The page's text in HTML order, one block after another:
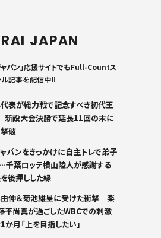
JAPAN
パン」応援サイトでもFull-Countス
ル記事を配信中!!
表が総力戦で記念すべき初代王
新設大会決勝で延長11回の末に
破
パンをきっかけに自主トレで弟子
千葉ロッテ横山陸人が感謝する
後押しした縁
伸＆菊池雄星に受けた衝撃 楽
平尚真が過ごしたWBCでの刺激
か月「上を目指したい」